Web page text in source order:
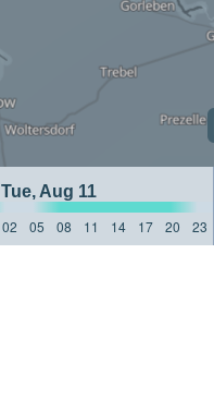
Tue, Aug 11
02 05 08 11 14 17 20 23